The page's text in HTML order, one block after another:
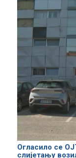
Огласило се
слијетању